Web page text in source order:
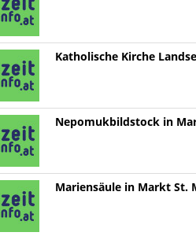
Katholische Kirche
Nepomukbildstock in
Mariensäule in Markt St.